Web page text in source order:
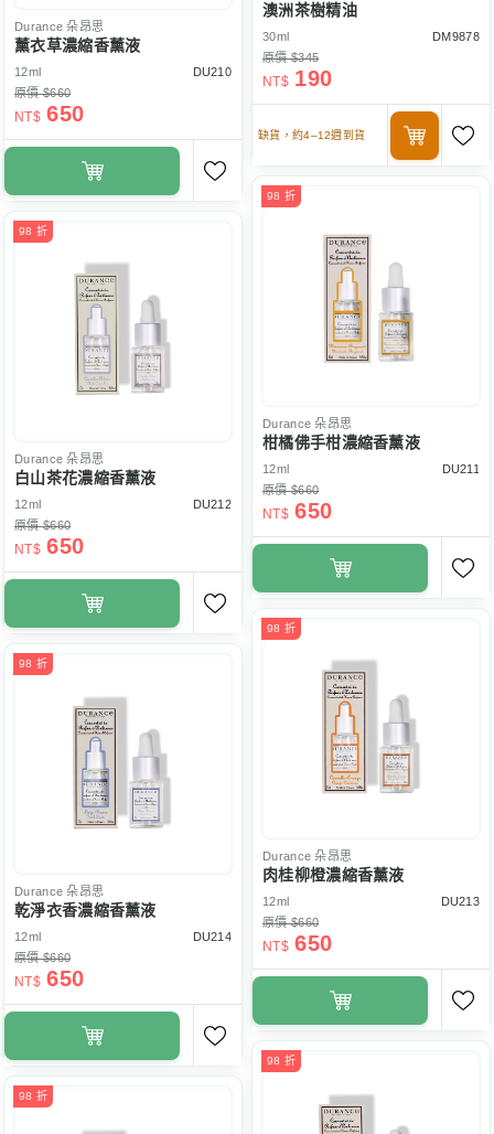
澳洲茶樹精油
30ml
DM9878
原價 $345
NT$ 190
缺貨，約4–12週到貨
Durance 朵昂思
薰衣草濃縮香薰液
12ml
DU210
原價 $660
NT$ 650
98 折
Durance 朵昂思
柑橘佛手柑濃縮香薰液
12ml
DU211
原價 $660
NT$ 650
98 折
Durance 朵昂思
白山茶花濃縮香薰液
12ml
DU212
原價 $660
NT$ 650
98 折
Durance 朵昂思
肉桂柳橙濃縮香薰液
12ml
DU213
原價 $660
NT$ 650
98 折
Durance 朵昂思
乾淨衣香濃縮香薰液
12ml
DU214
原價 $660
NT$ 650
98 折
98 折